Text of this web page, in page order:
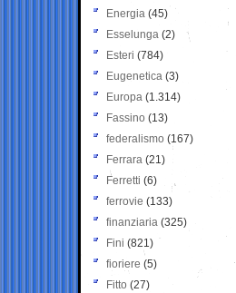
Energia (45)
Esselunga (2)
Esteri (784)
Eugenetica (3)
Europa (1.314)
Fassino (13)
federalismo (167)
Ferrara (21)
Ferretti (6)
ferrovie (133)
finanziaria (325)
Fini (821)
fioriere (5)
Fitto (27)